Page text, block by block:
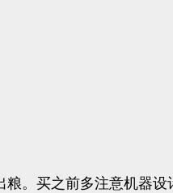
。买之前多注意机器设